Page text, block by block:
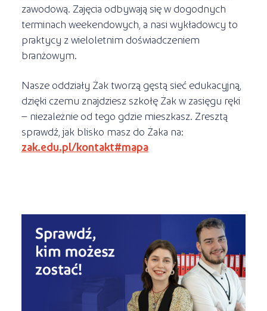
zawodową. Zajęcia odbywają się w dogodnych
terminach weekendowych, a nasi wykładowcy to
praktycy z wieloletnim doświadczeniem
branżowym.
Nasze oddziały Żak tworzą gęstą sieć edukacyjną,
dzięki czemu znajdziesz szkołę Żak w zasięgu ręki
– niezależnie od tego gdzie mieszkasz. Zresztą
sprawdź, jak blisko masz do Żaka na:
zak.edu.pl/kontakt#mapa